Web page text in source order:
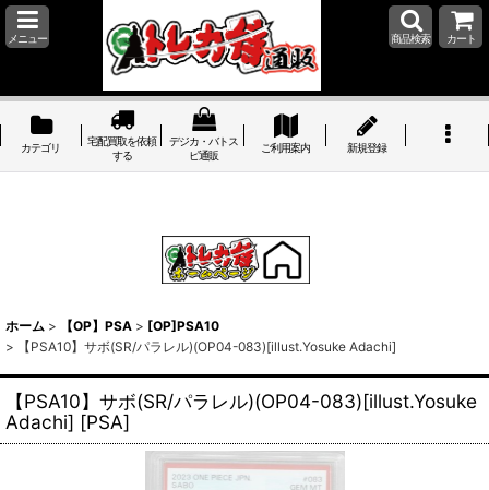
メニュー 商品検索 カート
カテゴリ
宅配買取を依頼
する
デジカ・バトス
ピ通販
ご利用案内 新規登録
ホーム > 【OP】PSA > [OP]PSA10
>
【PSA10】サボ(SR/パラレル)(OP04-083)[illust.Yosuke Adachi]
【PSA10】サボ(SR/パラレル)(OP04-083)[illust.Yosuke
Adachi] [PSA]